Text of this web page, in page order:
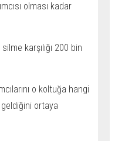
olması kadar
karşılığı 200 bin
o koltuğa hangi
geldiğini ortaya